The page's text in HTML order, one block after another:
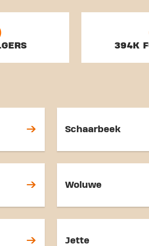
394K
Schaarbeek
Woluwe
Jette